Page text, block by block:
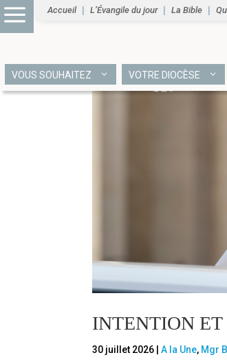
Accueil L’Évangile du jour La Bible
VOUS SOUHAITEZ VOTRE DIOCÈSE
INTENTION ET
30 juillet 2026 |A la Une, Mgr